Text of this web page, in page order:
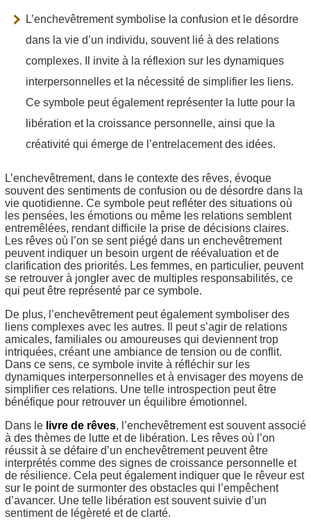
L’enchevêtrement symbolise la confusion et le désordre
dans la vie d’un individu, souvent lié à des relations
complexes. Il invite à la réflexion sur les dynamiques
interpersonnelles et la nécessité de simplifier les liens.
Ce symbole peut également représenter la lutte pour la
libération et la croissance personnelle, ainsi que la
créativité qui émerge de l’entrelacement des idées.
L’enchevêtrement, dans le contexte des rêves, évoque
souvent des sentiments de confusion ou de désordre dans la
vie quotidienne. Ce symbole peut refléter des situations où
les pensées, les émotions ou même les relations semblent
entremêlées, rendant difficile la prise de décisions claires.
Les rêves où l’on se sent piégé dans un enchevêtrement
peuvent indiquer un besoin urgent de réévaluation et de
clarification des priorités. Les femmes, en particulier, peuvent
se retrouver à jongler avec de multiples responsabilités, ce
qui peut être représenté par ce symbole.
De plus, l’enchevêtrement peut également symboliser des
liens complexes avec les autres. Il peut s’agir de relations
amicales, familiales ou amoureuses qui deviennent trop
intriquées, créant une ambiance de tension ou de conflit.
Dans ce sens, ce symbole invite à réfléchir sur les
dynamiques interpersonnelles et à envisager des moyens de
simplifier ces relations. Une telle introspection peut être
bénéfique pour retrouver un équilibre émotionnel.
Dans le livre de rêves, l’enchevêtrement est souvent associé
à des thèmes de lutte et de libération. Les rêves où l’on
réussit à se défaire d’un enchevêtrement peuvent être
interprétés comme des signes de croissance personnelle et
de résilience. Cela peut également indiquer que le rêveur est
sur le point de surmonter des obstacles qui l’empêchent
d’avancer. Une telle libération est souvent suivie d’un
sentiment de légèreté et de clarté.